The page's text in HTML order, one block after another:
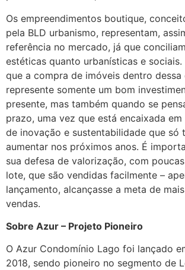
Os empreendimentos boutique,
pela BLD urbanismo, representam,
referência no mercado, já que
estéticas quanto urbanísticas e
que a compra de imóveis dentro dessa
represente somente um bom
presente, mas também quando se
prazo, uma vez que está encaixada
de inovação e sustentabilidade que só
aumentar nos próximos anos. É
sua defesa de valorização, com
lote, que são vendidas facilmente –
lançamento, alcançasse a meta de
vendas.
Sobre Azur – Projeto Pioneiro
O Azur Condomínio Lago foi lançado
2018, sendo pioneiro no segmento de